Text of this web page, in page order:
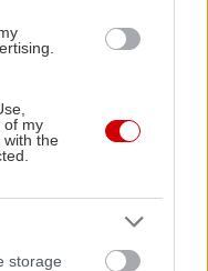
of my
with the
storage